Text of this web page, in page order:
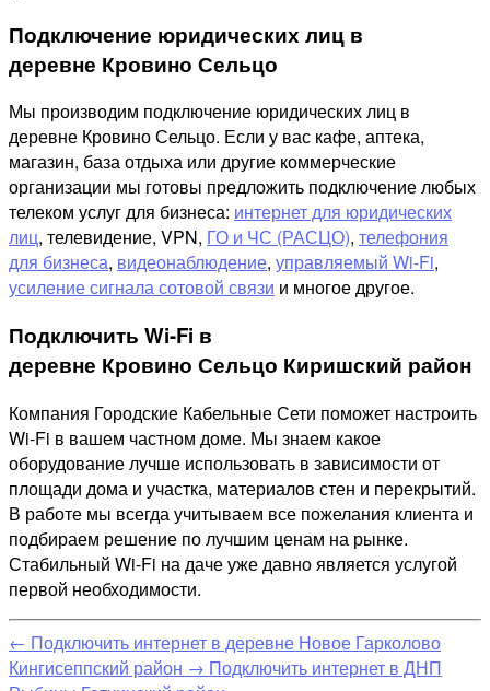
Подключение юридических лиц в
деревне Кровино Сельцо
Мы производим подключение юридических лиц в
деревне Кровино Сельцо. Если у вас кафе, аптека,
магазин, база отдыха или другие коммерческие
организации мы готовы предложить подключение любых
телеком услуг для бизнеса: интернет для юридических
лиц, телевидение, VPN, ГО и ЧС (РАСЦО), телефония
для бизнеса, видеонаблюдение, управляемый Wi-Fi,
усиление сигнала сотовой связи и многое другое.
Подключить Wi-Fi в
деревне Кровино Сельцо Киришский район
Компания Городские Кабельные Сети поможет настроить
Wi-Fi в вашем частном доме. Мы знаем какое
оборудование лучше использовать в зависимости от
площади дома и участка, материалов стен и перекрытий.
В работе мы всегда учитываем все пожелания клиента и
подбираем решение по лучшим ценам на рынке.
Стабильный Wi-Fi на даче уже давно является услугой
первой необходимости.
← Подключить интернет в деревне Новое Гарколово
Кингисеппский район → Подключить интернет в ДНП